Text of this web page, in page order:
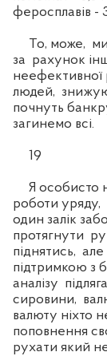
феросплавів -
То, може, ми
за рахунок
неефективної
людей,
почнуть
загинемо всі.
19
Я особисто
роботи
один залік
протягнути
піднятись,
підтримкою з
аналізу
сировини,
валюту ніхто
поповнення
рухати який